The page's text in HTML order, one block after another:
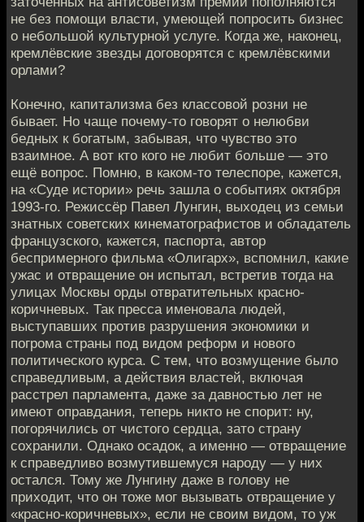
не без помощи власти, умеющей попросить бизнес
о небольшой культурной услуге. Когда же, наконец,
кремлёвские звезды договорятся с кремлёвскими
орлами?
Конечно, капитализма без классовой розни не
бывает. Но чаще почему-то говорят о нелюбви
бедных к богатым, забывая, что чувство это
взаимное. А вот кто кого не любит больше — это
ещё вопрос. Помню, в каком-то телеспоре, кажется,
на «Суде истории» речь зашла о событиях октября
1993-го. Режиссёр Павел Лунгин, выходец из семьи
знатных советских кинематографистов и обладатель
французского, кажется, паспорта, автор
беспримерного фильма «Олигарх», вспомнил, какие
ужас и отвращение он испытал, встретив тогда на
улицах Москвы орды отвратительных красно-
коричневых. Так пресса именовала людей,
выступавших против разрушения экономики и
погрома страны под видом реформ и нового
политического курса. С тем, что возмущение было
справедливым, а действия властей, включая
расстрел парламента, даже за давностью лет не
имеют оправдания, теперь никто не спорит: ну,
погорячились от чистого сердца, зато страну
сохранили. Однако осадок, а именно — отвращение
к справедливо возмутившемуся народу — у них
остался. Тому же Лунгину даже в голову не
приходит, что он тоже мог вызывать отвращение у
«красно-коричневых», если не своим видом, то уж